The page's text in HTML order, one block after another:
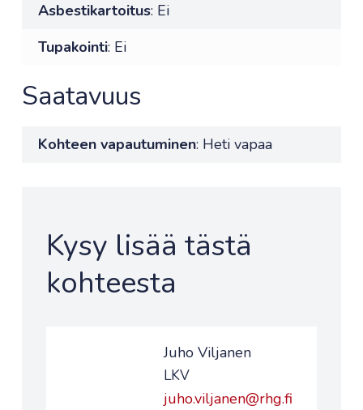
Asbestikartoitus: Ei
Tupakointi: Ei
Saatavuus
Kohteen vapautuminen: Heti vapaa
Kysy lisää tästä
kohteesta
Juho Viljanen
LKV
juho.viljanen@rhg.fi